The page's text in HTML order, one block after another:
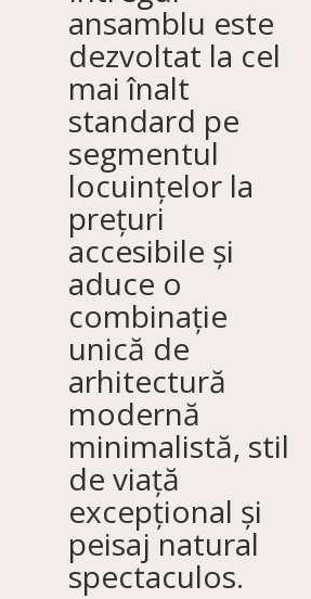
ansamblu este
dezvoltat la cel
mai înalt
standard pe
segmentul
locuințelor la
prețuri
accesibile și
aduce o
combinație
unică de
arhitectură
modernă
minimalistă, stil
de viață
excepțional și
peisaj natural
spectaculos.